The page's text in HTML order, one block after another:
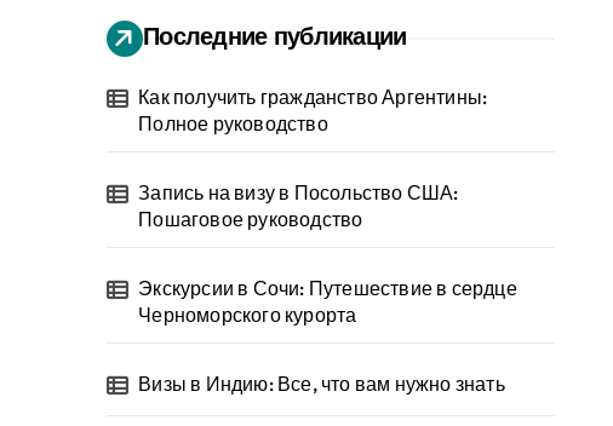
Последние публикации
Как получить гражданство Аргентины:
Полное руководство
Запись на визу в Посольство США:
Пошаговое руководство
Экскурсии в Сочи: Путешествие в сердце
Черноморского курорта
Визы в Индию: Все, что вам нужно знать